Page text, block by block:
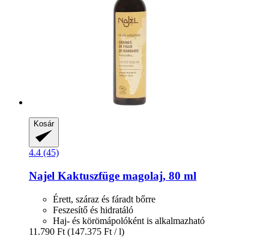
Kosár
4.4 (45)
Najel Kaktuszfüge magolaj, 80 ml
Érett, száraz és fáradt bőrre
Feszesítő és hidratáló
Haj- és körömápolóként is alkalmazható
11.790 Ft (147.375 Ft / l)